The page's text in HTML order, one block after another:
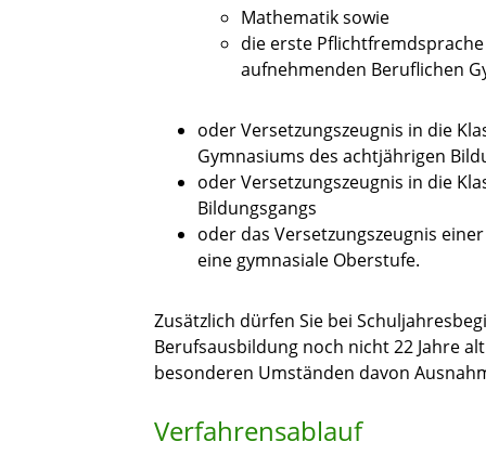
Mathematik sowie
die erste
aufnehmenden Beruflichen
oder Versetzungszeugnis in die
Gymnasiums des achtjährigen
oder Versetzungszeugnis in die
Bildungsgangs
oder das Versetzungszeugnis
eine gymnasiale Oberstufe.
Zusätzlich dürfen Sie bei
Berufsausbildung noch nicht 22 Jahre
besonderen Umständen davon
Verfahrensablauf